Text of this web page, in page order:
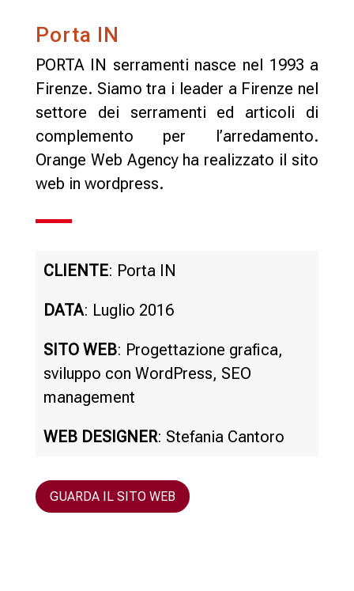
Porta IN
PORTA IN serramenti nasce nel 1993 a
Firenze. Siamo tra i leader a Firenze nel
settore dei serramenti ed articoli di
complemento per l’arredamento.
Orange Web Agency ha realizzato il sito
web in wordpress.
CLIENTE: Porta IN
DATA: Luglio 2016
SITO WEB: Progettazione grafica,
sviluppo con WordPress, SEO
management
WEB DESIGNER: Stefania Cantoro
GUARDA IL SITO WEB